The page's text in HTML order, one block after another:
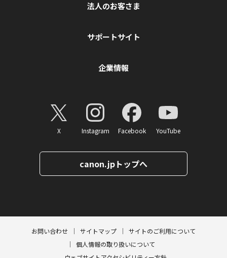
法人のお客さま
サポートサイト
企業情報
X Instagram Facebook YouTube
canon.jpトップへ
お問い合わせ サイトマップ
サイトのご利用について
個人情報の取り扱いについて